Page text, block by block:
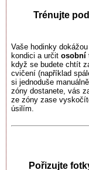
Trénujte
Vaše hodinky
kondici a určit osobní
když se budete chtít
cvičení (například
si jednoduše
zóny dostanete, vás
ze zóny zase
úsilím.
Pořizujte